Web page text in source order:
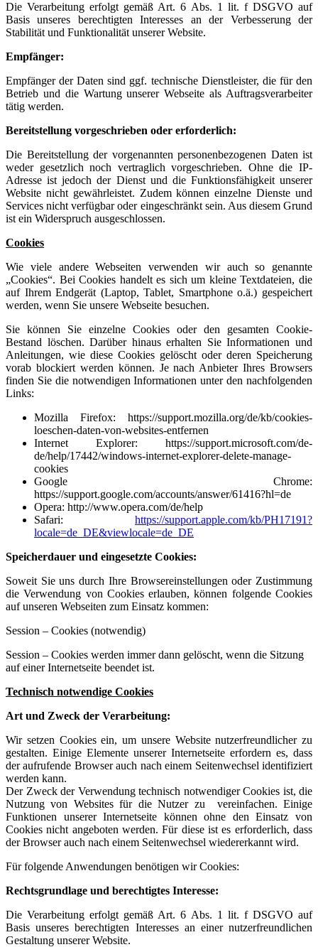
Die Verarbeitung erfolgt gemäß Art. 6 Abs. 1 lit. f DSGVO auf
Basis unseres berechtigten Interesses an der Verbesserung der
Stabilität und Funktionalität unserer Website.
Empfänger:
Empfänger der Daten sind ggf. technische Dienstleister, die für den
Betrieb und die Wartung unserer Webseite als Auftragsverarbeiter
tätig werden.
Bereitstellung vorgeschrieben oder erforderlich:
Die Bereitstellung der vorgenannten personenbezogenen Daten ist
weder gesetzlich noch vertraglich vorgeschrieben. Ohne die IP-
Adresse ist jedoch der Dienst und die Funktionsfähigkeit unserer
Website nicht gewährleistet. Zudem können einzelne Dienste und
Services nicht verfügbar oder eingeschränkt sein. Aus diesem Grund
ist ein Widerspruch ausgeschlossen.
Cookies
Wie viele andere Webseiten verwenden wir auch so genannte
„Cookies“. Bei Cookies handelt es sich um kleine Textdateien, die
auf Ihrem Endgerät (Laptop, Tablet, Smartphone o.ä.) gespeichert
werden, wenn Sie unsere Webseite besuchen.
Sie können Sie einzelne Cookies oder den gesamten Cookie-
Bestand löschen. Darüber hinaus erhalten Sie Informationen und
Anleitungen, wie diese Cookies gelöscht oder deren Speicherung
vorab blockiert werden können. Je nach Anbieter Ihres Browsers
finden Sie die notwendigen Informationen unter den nachfolgenden
Links:
Mozilla Firefox: https://support.mozilla.org/de/kb/cookies-
loeschen-daten-von-websites-entfernen
Internet Explorer: https://support.microsoft.com/de-
de/help/17442/windows-internet-explorer-delete-manage-
cookies
Google Chrome:
https://support.google.com/accounts/answer/61416?hl=de
Opera: http://www.opera.com/de/help
Safari: https://support.apple.com/kb/PH17191?
locale=de_DE&viewlocale=de_DE
Speicherdauer und eingesetzte Cookies:
Soweit Sie uns durch Ihre Browsereinstellungen oder Zustimmung
die Verwendung von Cookies erlauben, können folgende Cookies
auf unseren Webseiten zum Einsatz kommen:
Session – Cookies (notwendig)
Session – Cookies werden immer dann gelöscht, wenn die Sitzung
auf einer Internetseite beendet ist.
Technisch notwendige Cookies
Art und Zweck der Verarbeitung:
Wir setzen Cookies ein, um unsere Website nutzerfreundlicher zu
gestalten. Einige Elemente unserer Internetseite erfordern es, dass
der aufrufende Browser auch nach einem Seitenwechsel identifiziert
werden kann.
Der Zweck der Verwendung technisch notwendiger Cookies ist, die
Nutzung von Websites für die Nutzer zu vereinfachen. Einige
Funktionen unserer Internetseite können ohne den Einsatz von
Cookies nicht angeboten werden. Für diese ist es erforderlich, dass
der Browser auch nach einem Seitenwechsel wiedererkannt wird.
Für folgende Anwendungen benötigen wir Cookies:
Rechtsgrundlage und berechtigtes Interesse:
Die Verarbeitung erfolgt gemäß Art. 6 Abs. 1 lit. f DSGVO auf
Basis unseres berechtigten Interesses an einer nutzerfreundlichen
Gestaltung unserer Website.